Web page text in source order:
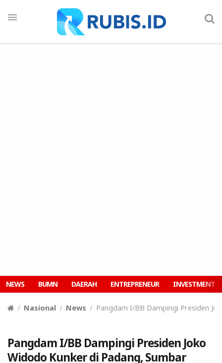
NEWS BUMN DAERAH ENTREPRENEUR INVESTMENT
Nasional News Pangdam I/BB Dampingi Presiden
Pangdam I/BB Dampingi Presiden Joko
Widodo Kunker di Padang, Sumbar